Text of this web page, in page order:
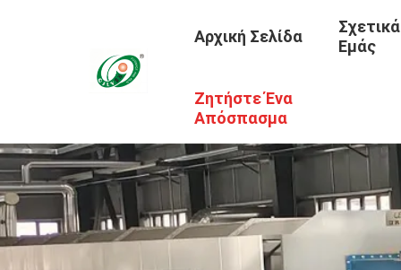
Αρχική Σελίδα
Εμάς
Ζητήστε Ένα
Απόσπασμα